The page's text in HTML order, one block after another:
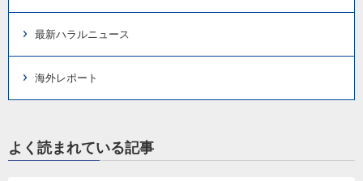
最新ハラルニュース
海外レポート
よく読まれている記事